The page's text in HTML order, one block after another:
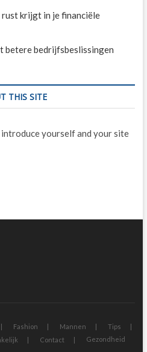
rust krijgt in je financiële
betere bedrijfsbeslissingen
THIS SITE
introduce yourself and your site
Fashion Mannen
Tips
Contact Gezondheid